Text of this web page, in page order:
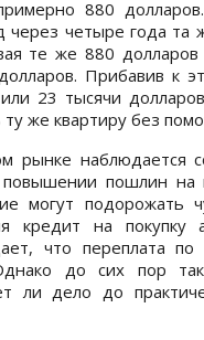
880
четыре года та
те же 880
Прибавив к
23 тысячи
же квартиру без
рынке наблюдается
пошлин на
могут
кредит на
что переплата
до сих пор
ли дело до